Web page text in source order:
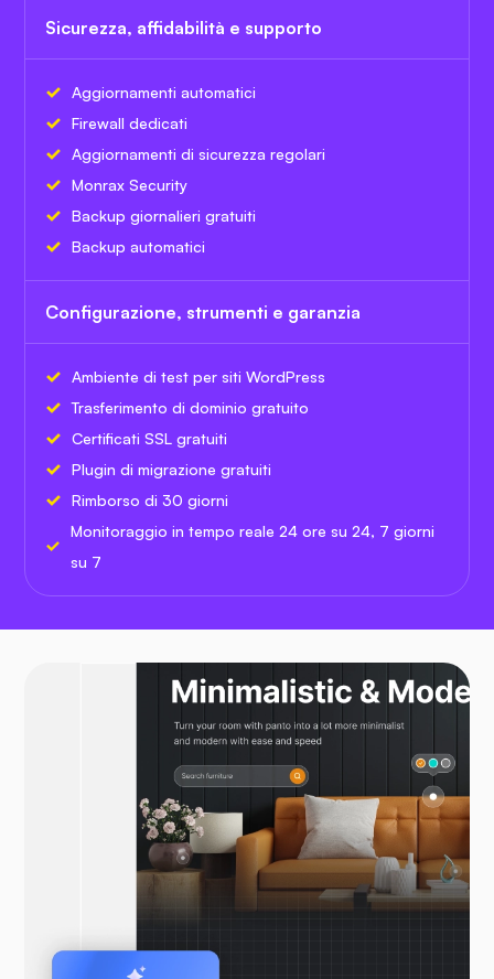
Sicurezza, affidabilità e supporto
Aggiornamenti automatici
Firewall dedicati
Aggiornamenti di sicurezza regolari
Monrax Security
Backup giornalieri gratuiti
Backup automatici
Configurazione, strumenti e garanzia
Ambiente di test per siti WordPress
Trasferimento di dominio gratuito
Certificati SSL gratuiti
Plugin di migrazione gratuiti
Rimborso di 30 giorni
Monitoraggio in tempo reale 24 ore su 24, 7 giorni
su 7